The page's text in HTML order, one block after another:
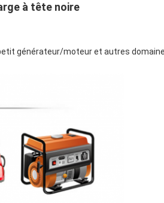
à tête noire
générateur/moteur et autres